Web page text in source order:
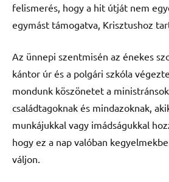
felismerés, hogy a hit útját nem
egymást támogatva, Krisztushoz
Az ünnepi szentmisén az énekes
kántor úr és a polgári szkóla
mondunk köszönetet a
családtagoknak és mindazoknak,
munkájukkal vagy imádságukkal
hogy ez a nap valóban
váljon.